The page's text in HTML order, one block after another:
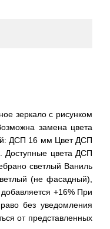
зеркало с рисунком
замена цвета
ДСП 16 мм Цвет ДСП
Доступные цвета ДСП
светлый Ваниль
(не фасадный),
+16% При
без уведомления
от представленных